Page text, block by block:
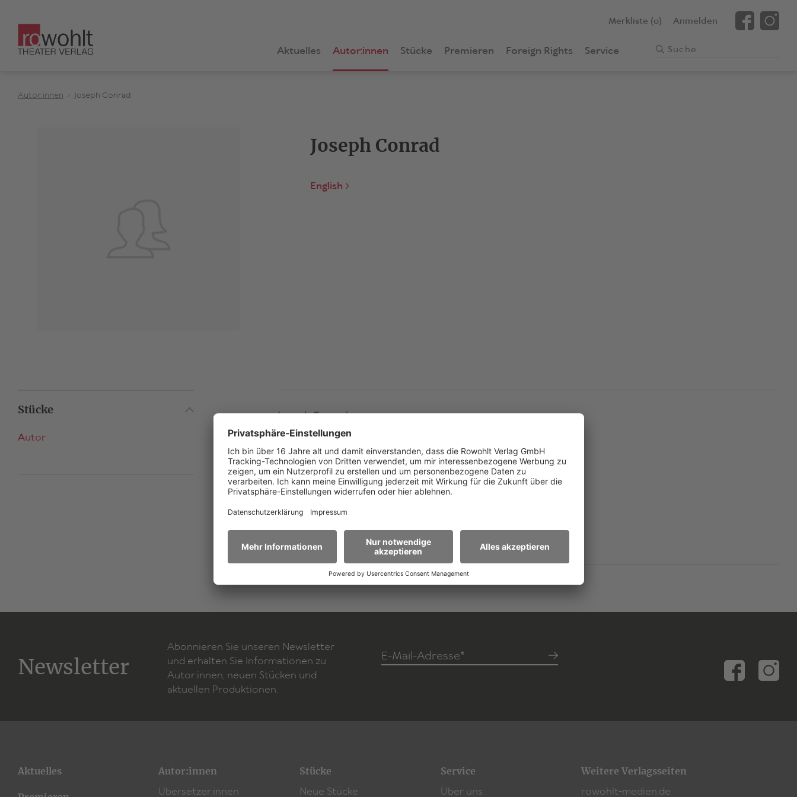
Merkliste (0) Anmelden
Aktuelles Autor:innen Stücke Premieren Foreign Rights Service
Autor:innen Joseph Conrad
Joseph Conrad
English
Stücke
Autor
Joseph Conrad
Herz der Finsternis
Bühnenfassung vonJohn von Düffel
Besetzung
2D / 5H
Newsletter
Abonnieren Sie unseren Newsletter
und erhalten Sie Informationen zu
Autor:innen, neuen Stücken und
aktuellen Produktionen.
E-Mail-Adresse*
Aktuelles Autor:innen
Übersetzer:innen
Stücke
Neue Stücke
Service
Über uns
Weitere Verlagsseiten
rowohlt-medien.de